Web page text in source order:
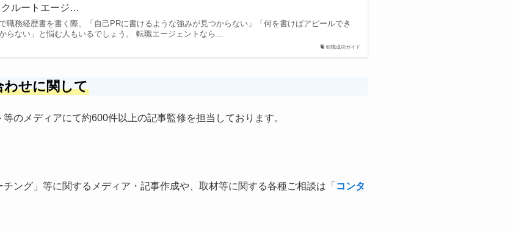
転職成功ガイド
クルートエージ…
職務経歴書を書く際、「自己PRに書けるような強みが見つからない」「何を書けばアピールでき
らない」と悩む人もいるでしょう。 転職エージェントなら…
わせに関して
のメディアにて約600件以上の記事監修を担当しております。
チング」等に関するメディア・記事作成や、取材等に関する各種ご相談は「 コンタ